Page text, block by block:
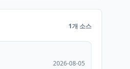
1개 소스
2026-08-05